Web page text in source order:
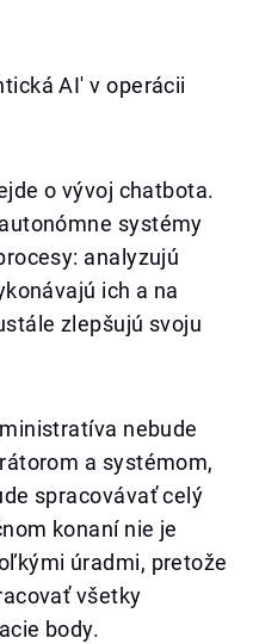
AI' v operácii
o vývoj chatbota.
systémy
analyzujú
ich a na
zlepšujú svoju
nebude
a systémom,
spracovávať celý
konaní nie je
úradmi, pretože
všetky
body.